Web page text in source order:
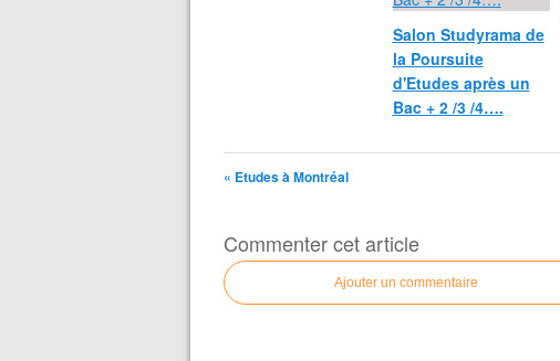
Salon Studyrama de
la Poursuite
d'Etudes après un
Bac + 2 /3 /4….
« Etudes à Montréal
Commenter cet article
Ajouter un commentaire